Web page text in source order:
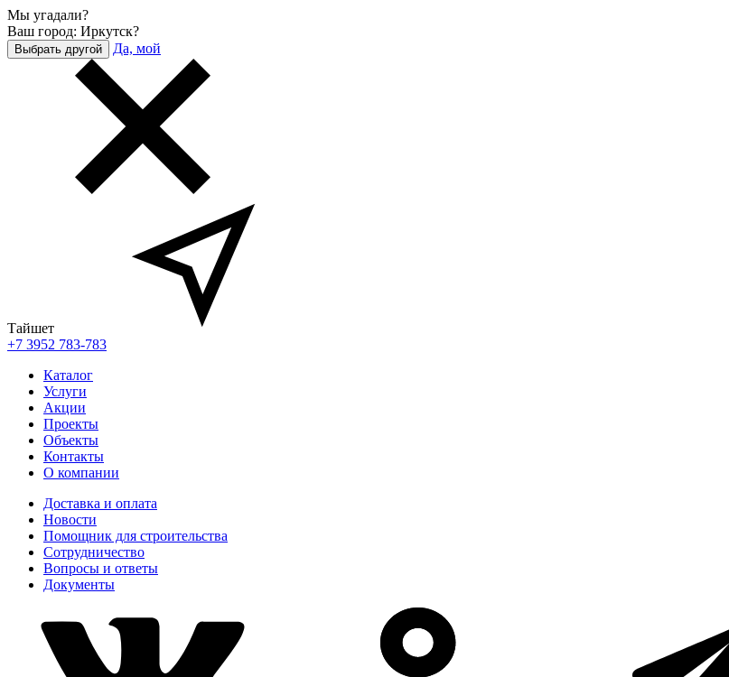
Мы угадали?
Ваш город: Иркутск?
Выбрать другой Да, мой
Тайшет
+7 3952 783-783
Каталог
Услуги
Акции
Проекты
Объекты
Контакты
О компании
Доставка и оплата
Новости
Помощник для строительства
Сотрудничество
Вопросы и ответы
Документы